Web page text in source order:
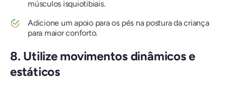
músculos isquiotibiais.
Adicione um apoio para os pés na postura da criança
para maior conforto.
8. Utilize movimentos dinâmicos e
estáticos